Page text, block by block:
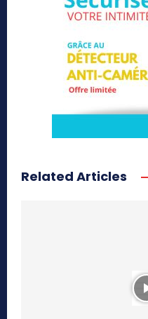
Related Articles